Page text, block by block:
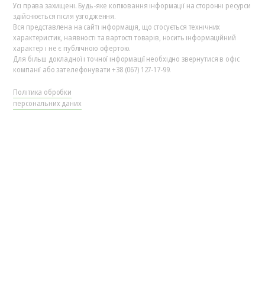
Усі права захищені. Будь-яке копіювання інформації на сторонні ресурси
здійснюється після узгодження.
Вся представлена на сайті інформація, що стосується технічних
характеристик, наявності та вартості товарів, носить інформаційний
характер і не є публічною офертою.
Для більш докладної і точної інформації необхідно звернутися в офіс
компанії або зателефонувати +38 (067) 127-17-99.
Політика обробки
персональних даних